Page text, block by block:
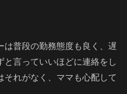
は普段の勤務態度も良く、遅
言っていいほどに連絡をし
それがなく、ママも心配して